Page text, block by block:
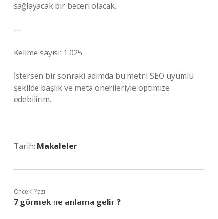
sağlayacak bir beceri olacak.
—
Kelime sayısı: 1.025
İstersen bir sonraki adımda bu metni SEO uyumlu
şekilde başlık ve meta önerileriyle optimize
edebilirim.
Tarih: Makaleler
Önceki Yazı
7 görmek ne anlama gelir ?